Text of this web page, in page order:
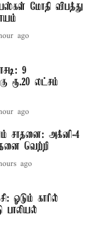
மோதி விபத்து
ago
9
ரூ.20 லட்சம்
ago
சாதனை: அக்னி-4
வெற்றி
ago
ஓடும் காரில்
பாலியல்